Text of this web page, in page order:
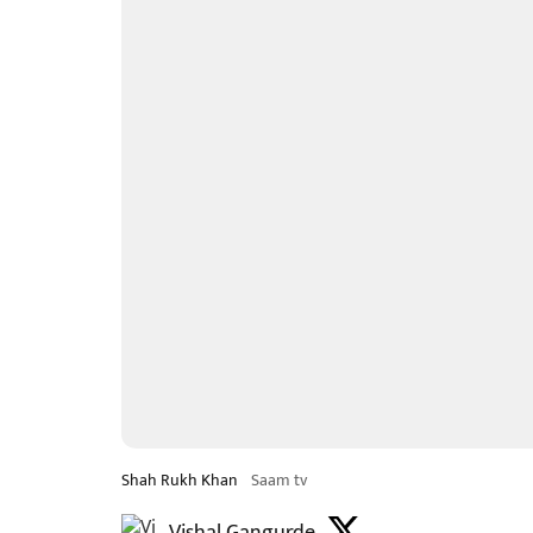
Shah Rukh Khan Saam tv